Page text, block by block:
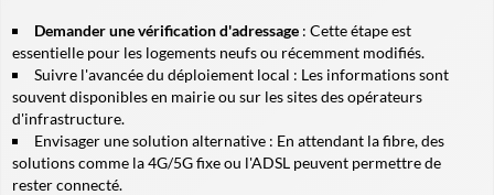
Demander une vérification d'adressage : Cette étape est
essentielle pour les logements neufs ou récemment modifiés.
Suivre l'avancée du déploiement local : Les informations sont
souvent disponibles en mairie ou sur les sites des opérateurs
d'infrastructure.
Envisager une solution alternative : En attendant la fibre, des
solutions comme la 4G/5G fixe ou l'ADSL peuvent permettre de
rester connecté.